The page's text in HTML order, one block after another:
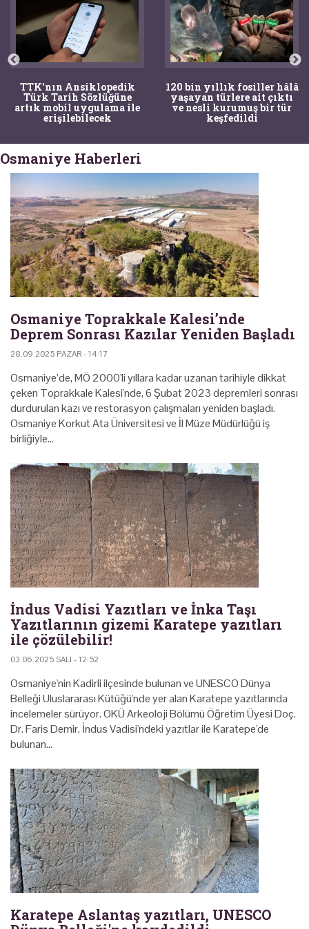
TTK'nın Ansiklopedik
Türk Tarih Sözlüğüne
artık mobil uygulama ile
erişilebilecek
120 bin yıllık fosiller hâlâ
yaşayan türlere ait çıktı
ve nesli kurumuş bir tür
keşfedildi
Osmaniye Haberleri
Osmaniye Toprakkale Kalesi’nde
Deprem Sonrası Kazılar Yeniden Başladı
28.09.2025 PAZAR - 14:17
Osmaniye’de, MÖ 2000'li yıllara kadar uzanan tarihiyle dikkat
çeken Toprakkale Kalesi'nde, 6 Şubat 2023 depremleri sonrası
durdurulan kazı ve restorasyon çalışmaları yeniden başladı.
Osmaniye Korkut Ata Üniversitesi ve İl Müze Müdürlüğü iş
birliğiyle…
İndus Vadisi Yazıtları ve İnka Taşı
Yazıtlarının gizemi Karatepe yazıtları
ile çözülebilir!
03.06.2025 SALI - 12:52
Osmaniye'nin Kadirli ilçesinde bulunan ve UNESCO Dünya
Belleği Uluslararası Kütüğü'nde yer alan Karatepe yazıtlarında
incelemeler sürüyor. OKÜ Arkeoloji Bölümü Öğretim Üyesi Doç.
Dr. Faris Demir, İndus Vadisi'ndeki yazıtlar ile Karatepe'de
bulunan…
Karatepe Aslantaş yazıtları, UNESCO